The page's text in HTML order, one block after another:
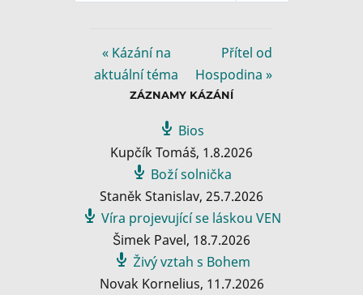
g
s
« Kázání na
aktuální téma
Přítel od
Hospodina »
ZÁZNAMY KÁZÁNÍ
Bios
Kupčík Tomáš, 1.8.2026
Boží solnička
Staněk Stanislav, 25.7.2026
Víra projevující se láskou VEN
Šimek Pavel, 18.7.2026
Živý vztah s Bohem
Novak Kornelius, 11.7.2026